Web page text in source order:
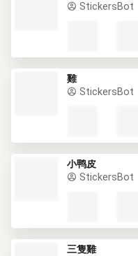
StickersBot
雞
StickersBot
小鸭皮
StickersBot
三隻雞